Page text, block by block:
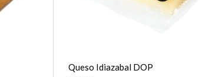
Queso Idiazabal DOP